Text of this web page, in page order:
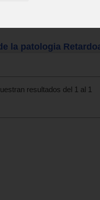
la patologia
resultados del 1 al 1